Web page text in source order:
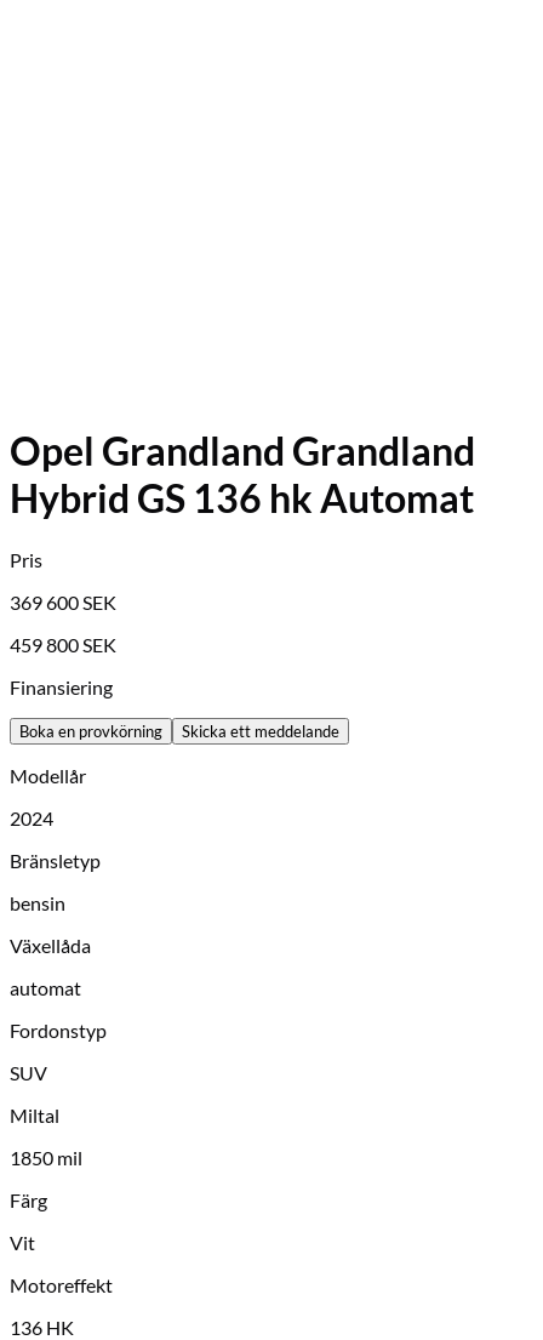
Opel Grandland Grandland
Hybrid GS 136 hk Automat
Pris
369 600 SEK
459 800 SEK
Finansiering
Boka en provkörning Skicka ett meddelande
Modellår
2024
Bränsletyp
bensin
Växellåda
automat
Fordonstyp
SUV
Miltal
1850 mil
Färg
Vit
Motoreffekt
136 HK